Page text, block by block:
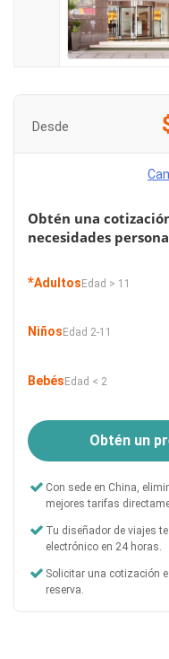
Desde
Obtén una
necesidades
*AdultosEdad > 11
Niños Edad 2-11
Bebés Edad < 2
Obtén un
Con sede en China,
mejores tarifas
Tu diseñador de viajes
electrónico en 24 horas.
Solicitar una cotización
reserva.